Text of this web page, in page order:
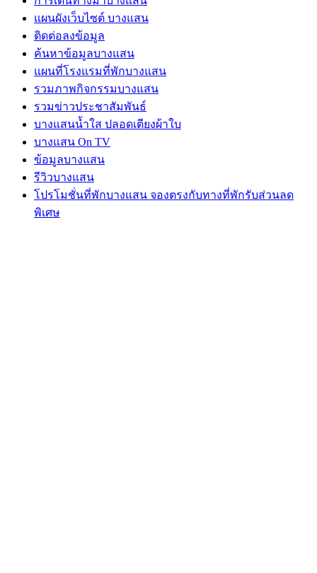
แผนผังเว็บไซต์ บางแสน
ติดต่อลงข้อมูล
ค้นหาข้อมูลบางแสน
แผนที่โรงแรมที่พักบางแสน
รวมภาพกิจกรรมบางแสน
รวมข่าวประชาสัมพันธ์
บางแสนน้ำใส ปลอดเตียงผ้าใบ
บางแสน On TV
ข้อมูลบางแสน
รีวิวบางแสน
โปรโมชั่นที่พักบางแสน จองตรงกับทางที่พักรับส่วนลด
พิเศษ